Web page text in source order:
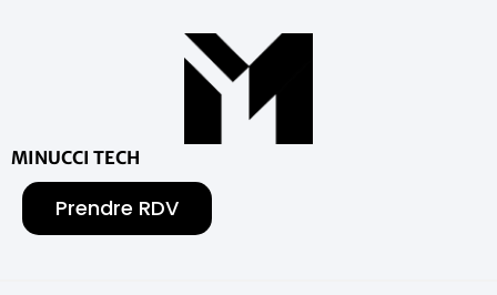
MINUCCI TECH
Prendre RDV